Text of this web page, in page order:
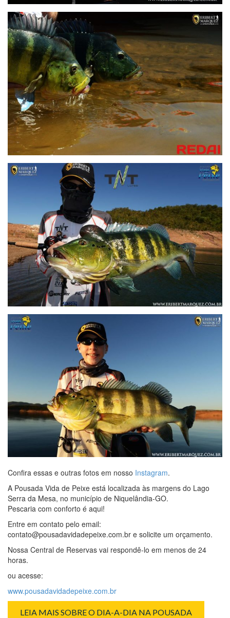
Confira essas e outras fotos em nosso Instagram.
A Pousada Vida de Peixe está localizada às margens do Lago
Serra da Mesa, no município de Niquelândia-GO.
Pescaria com conforto é aqui!
Entre em contato pelo email:
contato@pousadavidadepeixe.com.br e solicite um orçamento.
Nossa Central de Reservas vai respondê-lo em menos de 24
horas.
ou acesse:
www.pousadavidadepeixe.com.br
LEIA MAIS SOBRE O DIA-A-DIA NA POUSADA